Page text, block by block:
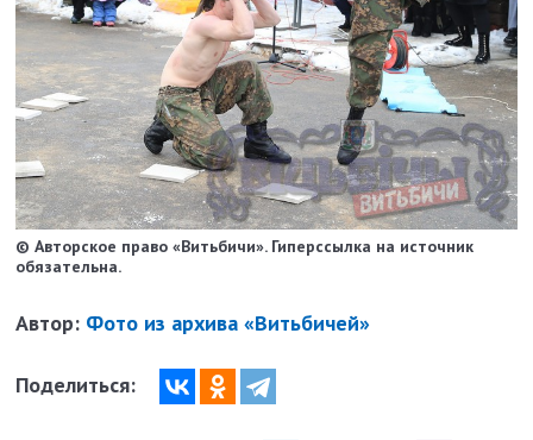
© Авторское право «Витьбичи». Гиперссылка на источник
обязательна.
Автор: Фото из архива «Витьбичей»
Поделиться: